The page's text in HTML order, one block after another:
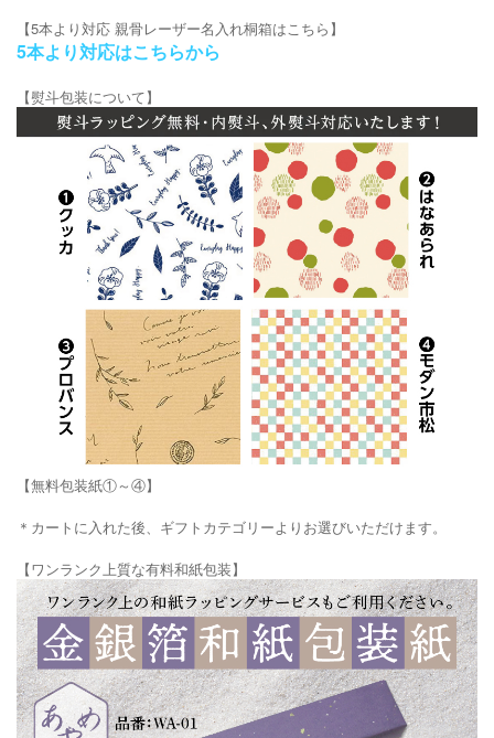
【5本より対応 親骨レーザー名入れ桐箱はこちら】
5本より対応はこちらから
【熨斗包装について】
【無料包装紙①～④】
＊カートに入れた後、ギフトカテゴリーよりお選びいただけます。
【ワンランク上質な有料和紙包装】